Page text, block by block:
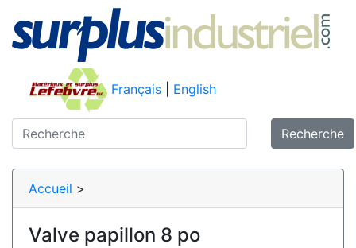
Français English
Recherche
Accueil >
Valve papillon 8 po